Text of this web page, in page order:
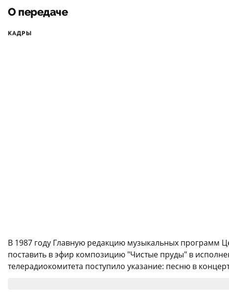
О передаче
КАДРЫ
В 1987 году Главную редакцию музыкальных программ
поставить в эфир композицию "Чистые пруды" в
телерадиокомитета поступило указание: песню в